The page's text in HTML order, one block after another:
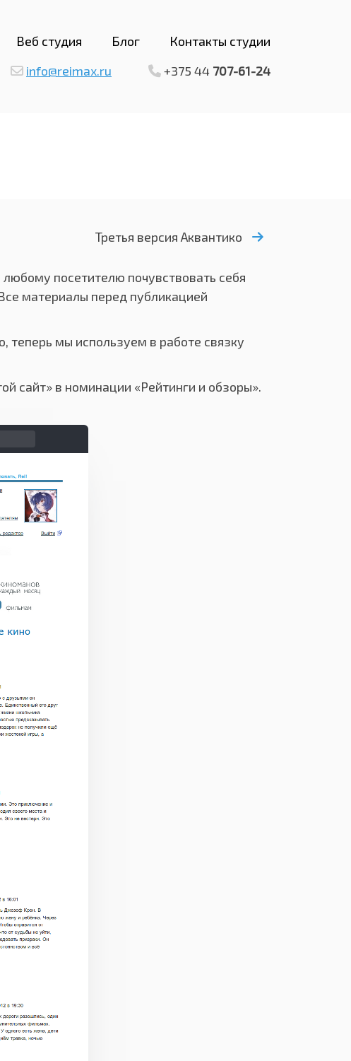
Веб студия Блог
Контакты студии
info@reimax.ru +375 44 707-61-24
Третья версия Аквантико
посетителю почувствовать себя
материалы перед публикацией
теперь мы используем в работе связку
сайт» в номинации «Рейтинги и обзоры».